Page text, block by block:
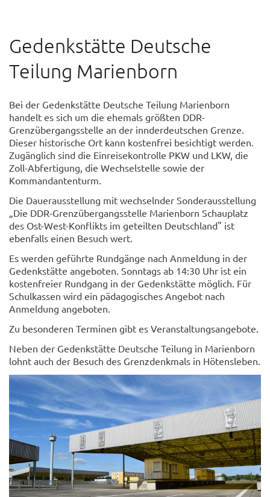
Gedenkstätte Deutsche
Teilung Marienborn
Bei der Gedenkstätte Deutsche Teilung Marienborn
handelt es sich um die ehemals größten DDR-
Grenzübergangsstelle an der innderdeutschen Grenze.
Dieser historische Ort kann kostenfrei besichtigt werden.
Zugänglich sind die Einreisekontrolle PKW und LKW, die
Zoll-Abfertigung, die Wechselstelle sowie der
Kommandantenturm.
Die Dauerausstellung mit wechselnder Sonderausstellung
„Die DDR-Grenzübergangsstelle Marienborn Schauplatz
des Ost-West-Konflikts im geteilten Deutschland" ist
ebenfalls einen Besuch wert.
Es werden geführte Rundgänge nach Anmeldung in der
Gedenkstätte angeboten. Sonntags ab 14:30 Uhr ist ein
kostenfreier Rundgang in der Gedenkstätte möglich. Für
Schulkassen wird ein pädagogisches Angebot nach
Anmeldung angeboten.
Zu besonderen Terminen gibt es Veranstaltungsangebote.
Neben der Gedenkstätte Deutsche Teilung in Marienborn
lohnt auch der Besuch des Grenzdenkmals in Hötensleben.